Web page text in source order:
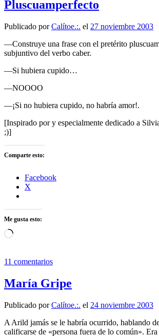
Pluscuamperfecto
Publicado porCalítoe.:. el 27 noviembre 2003
—Construye una frase con el pretérito
subjuntivo del verbo caber.
—Si hubiera cupido…
—NOOOO
—¡Si no hubiera cupido, no habría amor!.
[Inspirado por y especialmente dedicado a
;)]
Comparte esto:
Facebook
X
Me gusta esto:
Cargando...
11 comentarios
María Gripe
Publicado porCalítoe.:. el 24 noviembre 2003
A Arild jamás se le habría ocurrido, hablando
calificarse de «persona fuera de lo común». Era